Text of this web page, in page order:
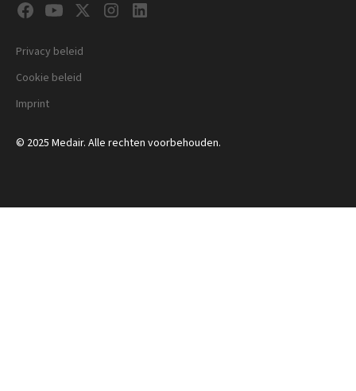
© 2025 Medair. Alle rechten voorbehouden.
Privacy beleid
Cookie beleid
Imprint